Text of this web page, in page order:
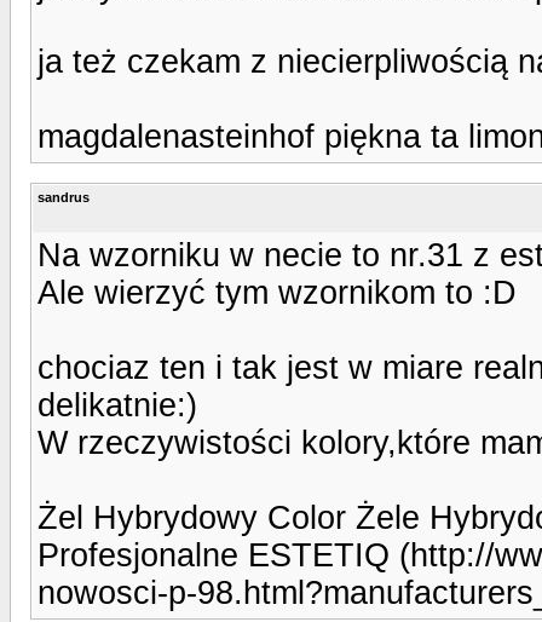
ja też czekam z niecierpliwością
magdalenasteinhof piękna ta
sandrus
Na wzorniku w necie to nr.31 z
Ale wierzyć tym wzornikom to :D
chociaz ten i tak jest w miare
delikatnie:)
W rzeczywistości kolory,które
Żel Hybrydowy Color Żele
Profesjonalne ESTETIQ (http://
nowosci-p-